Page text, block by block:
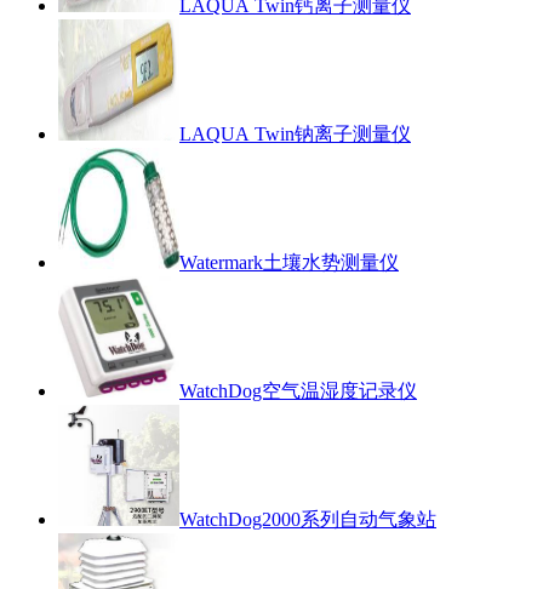
LAQUA Twin钙离子测量仪
LAQUA Twin钠离子测量仪
Watermark土壤水势测量仪
WatchDog空气温湿度记录仪
WatchDog2000系列自动气象站